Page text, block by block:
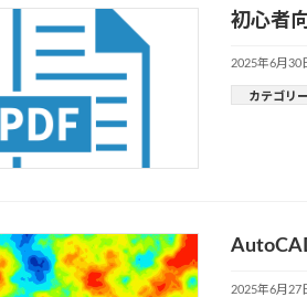
初心者
2025年6月30
カテゴリ
2025年6月27